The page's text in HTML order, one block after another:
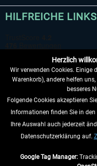
HILFREICHE LINKS
VERTRAG WIDERRUFEN
INFORMATIONEN
Herzlich
Wir verwenden Cookies. Einige
Warenkorb), andere helfen
besseres
Folgende Cookies akzeptieren
Informationen finden Sie in
Ihre Auswahl auch jederzeit
Datenschutzerklärung auf.
Google Tag Manager: